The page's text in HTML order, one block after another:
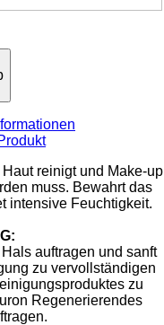
reinigt und Make-up
muss. Bewahrt das
intensive Feuchtigkeit.
auftragen und sanft
zu vervollständigen
zu
Regenerierendes